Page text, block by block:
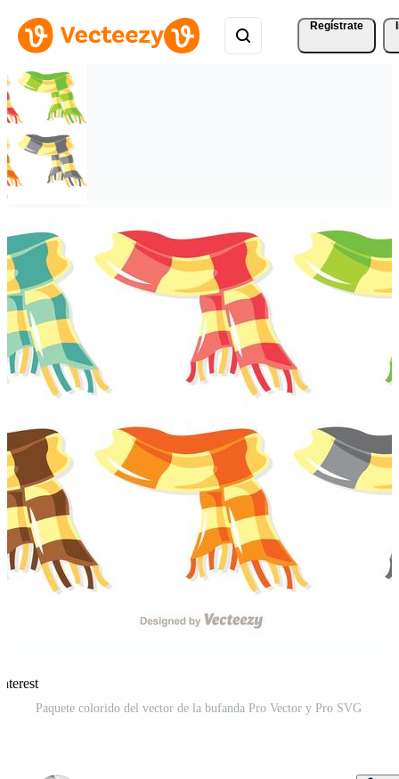
Regístrate
Paquete colorido del vector de la bufanda Pro Vector y Pro SVG